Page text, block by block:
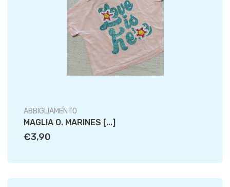
ABBIGLIAMENTO
MAGLIA O. MARINES [...]
€3,90